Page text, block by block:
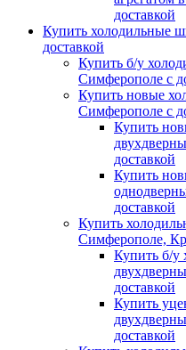
доставкой
Купить холодильные
доставкой
Купить б/у
Симферополе с
Купить новые
Симферополе с
Купить
доставкой
Купить
доставкой
Купить
Симферополе,
Купить б/у
доставкой
Купить
доставкой